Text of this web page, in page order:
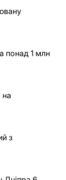
понад 1 млн
на
з